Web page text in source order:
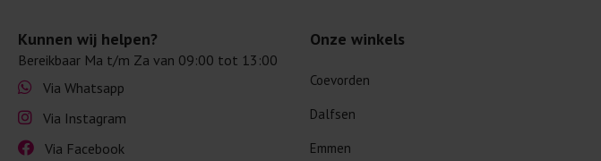
Kunnen wij helpen?
Bereikbaar Ma t/m Za van 09:00 tot 13:00
Via Whatsapp
Via Instagram
Via Facebook
Onze winkels
Coevorden
Dalfsen
Emmen